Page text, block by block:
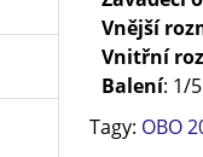
Vnější
Vnitřní
Balení: 1/
Tagy: OBO